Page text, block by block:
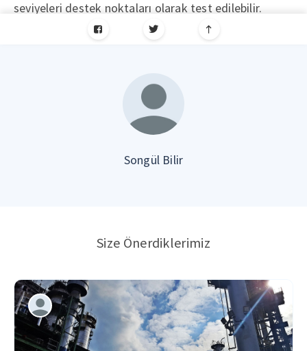
seviyeleri destek noktaları olarak test edilebilir.
Songül Bilir
Size Önerdiklerimiz